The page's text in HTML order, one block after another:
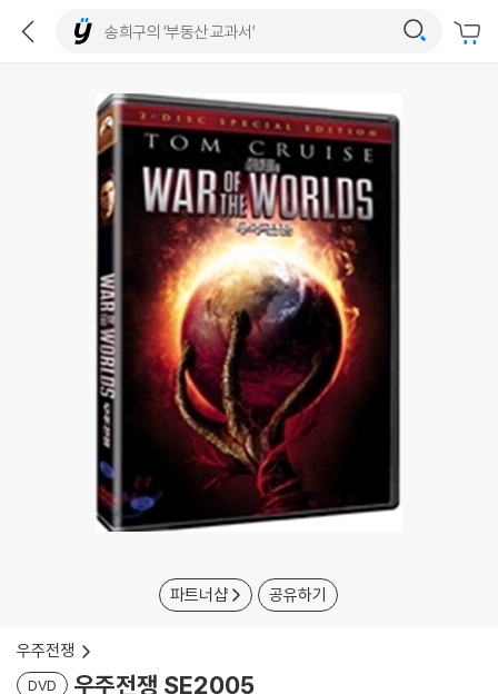
파트너샵 공유하기
우주전쟁
DVD 우주전쟁 SE2005